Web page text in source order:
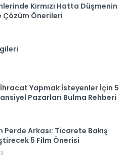
Kırmızı Hatta Düşmenin
Çözüm Önerileri
Yapmak İsteyenler İçin 5
Pazarları Bulma Rehberi
Perde Arkası: Ticarete Bakış
5 Film Önerisi